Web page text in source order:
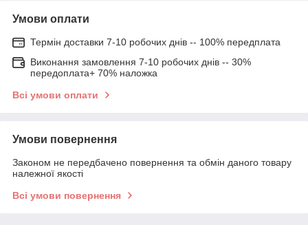
Умови оплати
Термін доставки 7-10 робочих днів -- 100% передплата
Виконання замовлення 7-10 робочих днів -- 30%
передоплата+ 70% наложка
Всі умови оплати
Умови повернення
Законом не передбачено повернення та обмін даного товару
належної якості
Всі умови повернення